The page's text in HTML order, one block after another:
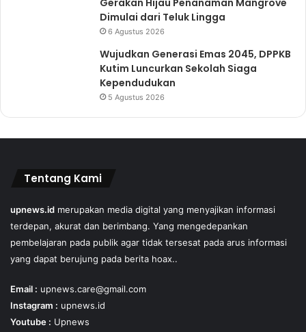
Gerakan Hijau Penanaman Mangrove
Dimulai dari Teluk Lingga
6 Agustus 2026
Wujudkan Generasi Emas 2045, DPPKB
Kutim Luncurkan Sekolah Siaga
Kependudukan
5 Agustus 2026
Tentang Kami
upnews.id merupakan media digital yang menyajikan informasi
terdepan, akurat dan berimbang. Yang mengedepankan
pembelajaran pada publik agar tidak tersesat pada arus informasi
yang dapat berujung pada berita hoax..
Email : upnews.care@gmail.com
Instagram : upnews.id
Youtube : Upnews